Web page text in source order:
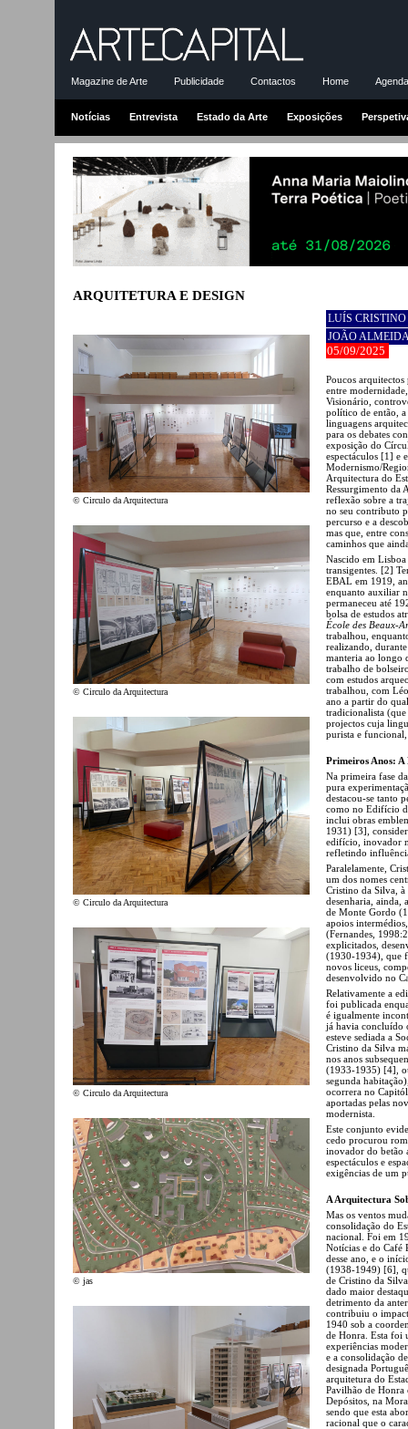
Magazine de Arte Publicidade Contactos Home
Notícias Entrevista Estado da Arte Exposições
ARQUITETURA E DESIGN
© Circulo da Arquitectura
© Circulo da Arquitectura
© Circulo da Arquitectura
© Circulo da Arquitectura
© jas
LUÍS
JOÃO
05/09/2025
Poucos arquitectos
entre
Visionário,
político de então,
linguagens
para os debates
exposição do
espectáculos [1] e
Modernismo/
Arquitectura do
Ressurgimento da
reflexão sobre a
no seu contributo
percurso e a
mas que, entre
caminhos que
Nascido em
transigentes. [2]
EBAL em 1919,
enquanto auxiliar
permaneceu até
bolsa de estudos
École des Beaux-
trabalhou,
realizando,
manteria ao longo
trabalho de
com estudos
trabalhou, com
ano a partir do
tradicionalista
projectos cuja
purista e
Primeiros Anos:
Na primeira fase
pura
destacou-se tanto
como no Edifício
inclui obras
1931) [3],
edifício, inovador
refletindo
Paralelamente,
um dos nomes
Cristino da Silva,
desenharia, ainda,
de Monte Gordo
apoios
(Fernandes,
explicitados,
(1930-1934), que
novos liceus,
desenvolvido no
Relativamente a
foi publicada
é igualmente
já havia concluído
esteve sediada a
Cristino da Silva
nos anos
(1933-1935) [4],
segunda
ocorrera no
aportadas pelas
modernista.
Este conjunto
cedo procurou
inovador do betão
espectáculos e
exigências de um
A Arquitectura
Mas os ventos
consolidação do
nacional. Foi em
Notícias e do Café
desse ano, e o
(1938-1949) [6],
de Cristino da
dado maior
detrimento da
contribuiu o
1940 sob a
de Honra. Esta foi
experiências
e a consolidação
designada
arquitetura do
Pavilhão de Honra
Depósitos, na
sendo que esta
racional que o